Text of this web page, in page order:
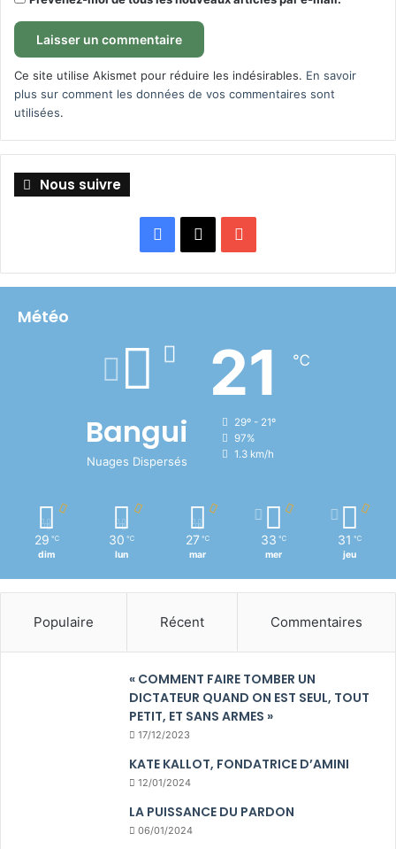
Ce site utilise Akismet pour réduire les indésirables. En savoir
plus sur comment les données de vos commentaires sont
utilisées.
Nous suivre
Facebook
X
Météo
Bangui
Nuages Dispersés
21 ℃
29º - 21º
97%
1.3 km/h
29 ℃
dim
30 ℃
lun
27 ℃
mar
33 ℃
mer
31 ℃
jeu
Populaire Récent Commentaires
« COMMENT FAIRE TOMBER UN
DICTATEUR QUAND ON EST SEUL, TOUT
PETIT, ET SANS ARMES »
17/12/2023
KATE KALLOT, FONDATRICE D’AMINI
12/01/2024
LA PUISSANCE DU PARDON
06/01/2024